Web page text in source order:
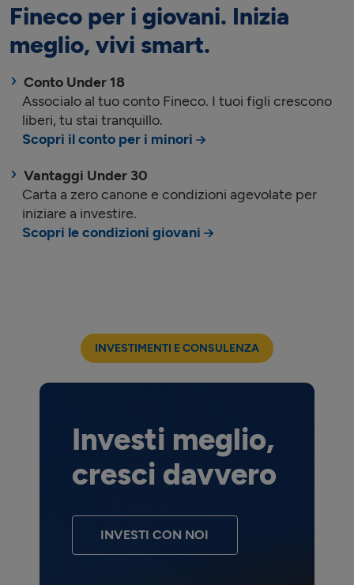
Fineco per i giovani. Inizia
meglio, vivi smart.
Conto Under 18
Associalo al tuo conto Fineco. I tuoi figli crescono
liberi, tu stai tranquillo.
Scopri il conto per i minori
Vantaggi Under 30
Carta a zero canone e condizioni agevolate per
iniziare a investire.
Scopri le condizioni giovani
INVESTIMENTI E CONSULENZA
Investi meglio,
cresci davvero
INVESTI CON NOI